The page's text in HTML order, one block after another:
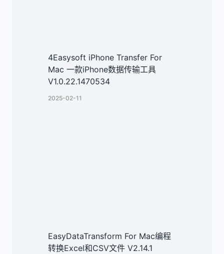
4Easysoft iPhone Transfer For
Mac 一款iPhone数据传输工具
V1.0.22.1470534
2025-02-11
EasyDataTransform For Mac编程
转换Excel和CSV文件 V2.14.1